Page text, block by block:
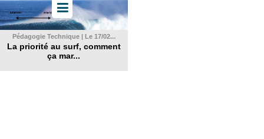
Pédagogie Technique | Le 17/02...
La priorité au surf, comment
ça mar...